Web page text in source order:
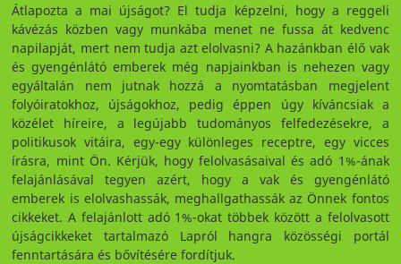
Átlapozta a mai újságot? El tudja képzelni, hogy a reggeli
kávézás közben vagy munkába menet ne fussa át kedvenc
napilapját, mert nem tudja azt elolvasni? A hazánkban élő vak
és gyengénlátó emberek még napjainkban is nehezen vagy
egyáltalán nem jutnak hozzá a nyomtatásban megjelent
folyóiratokhoz, újságokhoz, pedig éppen úgy kíváncsiak a
közélet híreire, a legújabb tudományos felfedezésekre, a
politikusok vitáira, egy-egy különleges receptre, egy vicces
írásra, mint Ön. Kérjük, hogy felolvasásaival és adó 1%-ának
felajánlásával tegyen azért, hogy a vak és gyengénlátó
emberek is elolvashassák, meghallgathassák az Önnek fontos
cikkeket. A felajánlott adó 1%-okat többek között a felolvasott
újságcikkeket tartalmazó Lapról hangra közösségi portál
fenntartására és bővítésére fordítjuk.